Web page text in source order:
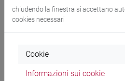
cina / subcontinente indiano /
asiatico
Insegnamenti mutuati
chiudendo la finestra si accettano
cookies necessari
Cookie
Informazioni sui cookie